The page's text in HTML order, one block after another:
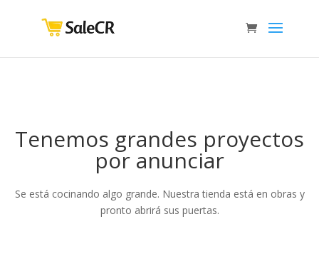
Tenemos grandes proyectos
por anunciar
Se está cocinando algo grande. Nuestra tienda está en obras y
pronto abrirá sus puertas.